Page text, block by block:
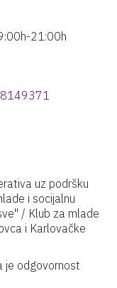
21:00h
uz podršku
i socijalnu
/ Klub za mlade
i Karlovačke
je odgovornost